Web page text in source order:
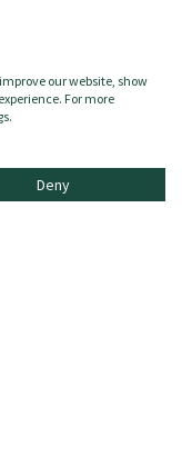
our website, show
For more
Deny
19% gomma